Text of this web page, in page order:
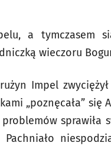
a tymczasem
wieczoru
Impel
„poznęcała”
sprawiła